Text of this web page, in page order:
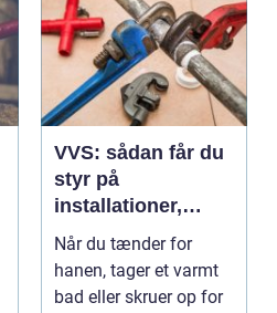
VVS: sådan får du
styr på
installationer,
komfort og
energiforbrug
Når du tænder for
hanen, tager et varmt
bad eller skruer op for